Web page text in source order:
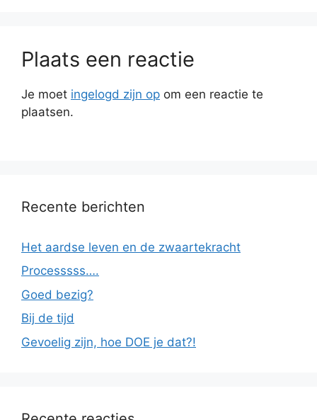
Plaats een reactie
Je moet ingelogd zijn op om een reactie te
plaatsen.
Recente berichten
Het aardse leven en de zwaartekracht
Processsss….
Goed bezig?
Bij de tijd
Gevoelig zijn, hoe DOE je dat?!